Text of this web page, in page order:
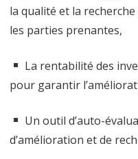
la qualité et la
les parties prenantes,
La rentabilité des
pour garantir
Un outil d’auto-
d’amélioration et de